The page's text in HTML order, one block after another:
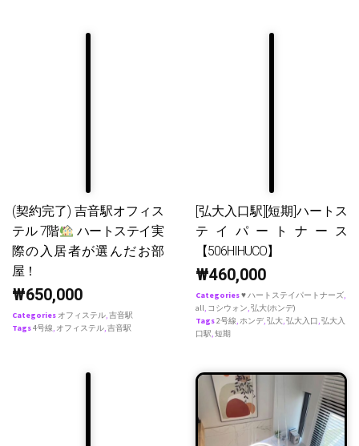
(契約完了) 吉音駅オフィス
テル 7階
ハートステイ実
際の入居者が選んだお部
屋！
₩650,000
Categories オフィステル,吉音駅
Tags4号線, オフィステル,吉音駅
[弘大入口駅][短期]ハートス
テイパートナース
【506HIHUCO】
₩460,000
Categories♥ ハートステイパートナーズ,
all, コシウォン,弘大(ホンデ)
Tags2号線,ホンデ,弘大,弘大入口,弘大入
口駅,短期